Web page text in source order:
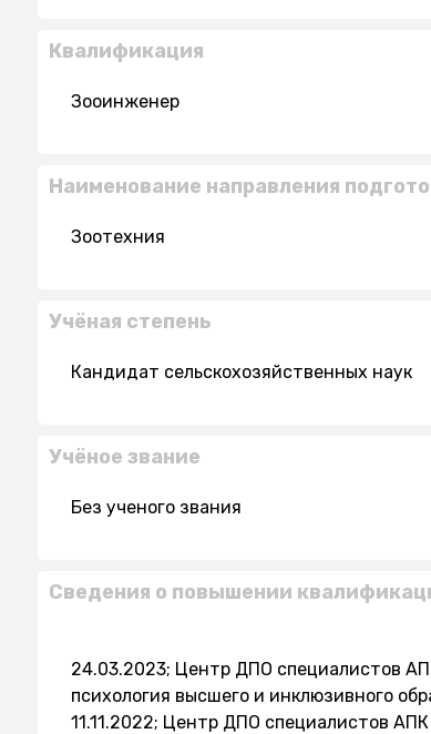
Квалификация
Зооинженер
Наименование направления
Зоотехния
Учёная степень
Кандидат сельскохозяйственных наук
Учёное звание
Без ученого звания
Сведения о повышении
24.03.2023; Центр ДПО специалистов
психология высшего и инклюзивного
11.11.2022; Центр ДПО специалистов